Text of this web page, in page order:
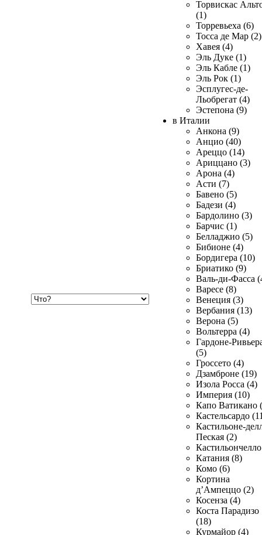
Торвискас
(1)
Торревьеха (6)
Тосса де Мар (2)
Хавея (4)
Эль Дуке (1)
Эль Кабле (1)
Эль Рок (1)
Эсплугес-де-
Льобрегат (4)
Эстепона (9)
в Италии
Анкона (9)
Анцио (40)
Ареццо (14)
Ариццано (3)
Арона (4)
Асти (7)
Бавено (5)
Бадези (4)
Бардолино (3)
Барчис (1)
Белладжио (5)
Бибионе (4)
Бордигера (10)
Бриатико (9)
Валь-ди-Фасса
Варесе (8)
Венеция (3)
Вербания (13)
Верона (5)
Вольтерра (4)
Гардоне-
(5)
Гроссето (4)
Дзамброне (19)
Изола Росса (4)
Империя (10)
Капо Ватикано
Кастельсардо
Кастильоне-
Пеская (2)
Катания (8)
Комо (6)
Кортина
д’Ампеццо (2)
Косенза (4)
Коста Парадизо
(18)
Курмайор (4)